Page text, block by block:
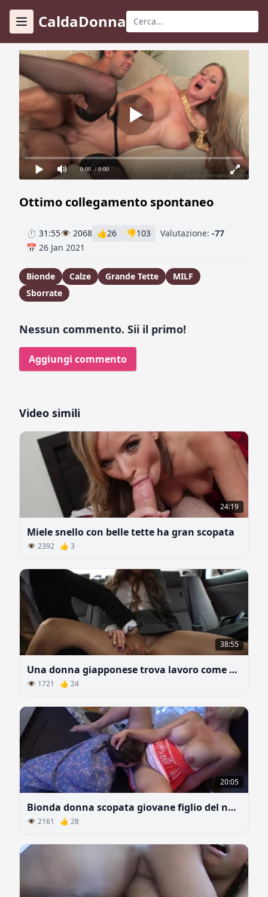
CaldaDonna
0:00 / 0:00
Ottimo collegamento spontaneo
⏱ 31:55👁 2068 👍26 👎103 Valutazione: -77
📅 26 Jan 2021
Bionde Calze Grande Tette
MILF
Sborrate
Nessun commento. Sii il primo!
Aggiungi commento
Video simili
24:19
Miele snello con belle tette ha gran scopata
👁 2392 👍 3
38:55
Una donna giapponese trova lavoro come segretaria
👁 1721 👍 24
20:05
Bionda donna scopata giovane figlio del nuovo marito il primo appuntamento
👁 2161 👍 28